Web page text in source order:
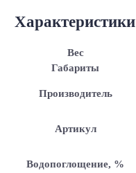
Характеристики
Вес
Габариты
Производитель
Артикул
Водопоглощение, %